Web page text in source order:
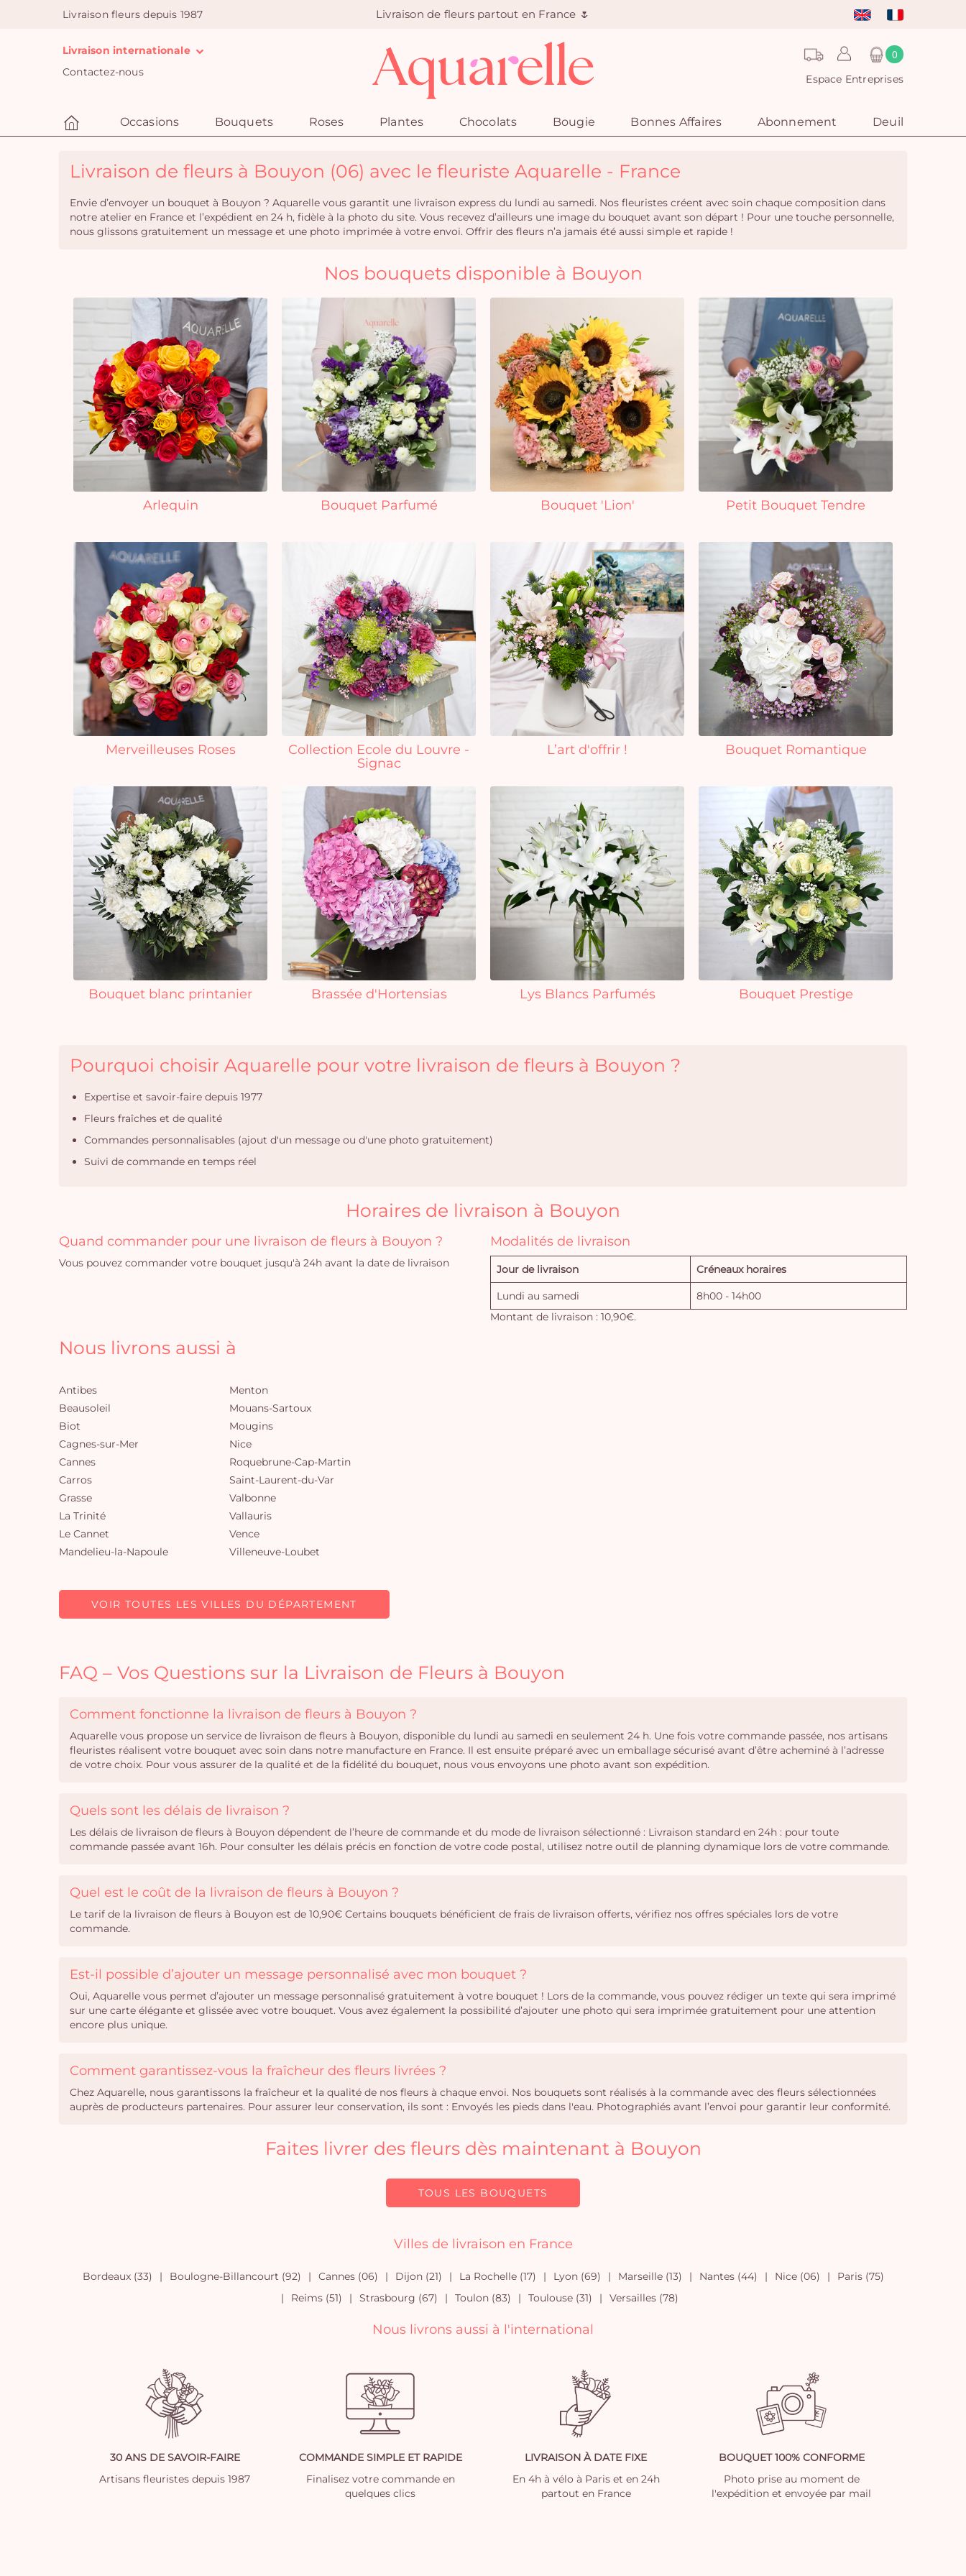
Livraison fleurs depuis 1987 Livraison de fleurs partout en France 🌷
Livraison internationale
Contactez-nous
0
Espace Entreprises
Occasions Bouquets Roses Plantes Chocolats Bougie Bonnes Affaires Abonnement Deuil
Livraison de fleurs à Bouyon (06) avec le fleuriste Aquarelle - France
Envie d’envoyer un bouquet à Bouyon ? Aquarelle vous garantit une livraison express du lundi au samedi. Nos fleuristes créent avec soin chaque composition dans
notre atelier en France et l’expédient en 24 h, fidèle à la photo du site. Vous recevez d’ailleurs une image du bouquet avant son départ ! Pour une touche personnelle,
nous glissons gratuitement un message et une photo imprimée à votre envoi. Offrir des fleurs n’a jamais été aussi simple et rapide !
Nos bouquets disponible à Bouyon
Arlequin Bouquet Parfumé Bouquet 'Lion' Petit Bouquet Tendre
Merveilleuses Roses
Collection Ecole du Louvre -
Signac
L’art d'offrir ! Bouquet Romantique
Bouquet blanc printanier Brassée d'Hortensias Lys Blancs Parfumés Bouquet Prestige
Pourquoi choisir Aquarelle pour votre livraison de fleurs à Bouyon ?
Expertise et savoir-faire depuis 1977
Fleurs fraîches et de qualité
Commandes personnalisables (ajout d'un message ou d'une photo gratuitement)
Suivi de commande en temps réel
Horaires de livraison à Bouyon
Quand commander pour une livraison de fleurs à Bouyon ?
Vous pouvez commander votre bouquet jusqu'à 24h avant la date de livraison
Modalités de livraison
Jour de livraison Créneaux horaires
Lundi au samedi
8h00 - 14h00
Montant de livraison : 10,90€.
Nous livrons aussi à
Antibes
Beausoleil
Biot
Cagnes-sur-Mer
Cannes
Carros
Grasse
La Trinité
Le Cannet
Mandelieu-la-Napoule
Menton
Mouans-Sartoux
Mougins
Nice
Roquebrune-Cap-Martin
Saint-Laurent-du-Var
Valbonne
Vallauris
Vence
Villeneuve-Loubet
VOIR TOUTES LES VILLES DU DÉPARTEMENT
FAQ – Vos Questions sur la Livraison de Fleurs à Bouyon
Comment fonctionne la livraison de fleurs à Bouyon ?
Aquarelle vous propose un service de livraison de fleurs à Bouyon, disponible du lundi au samedi en seulement 24 h. Une fois votre commande passée, nos artisans
fleuristes réalisent votre bouquet avec soin dans notre manufacture en France. Il est ensuite préparé avec un emballage sécurisé avant d’être acheminé à l’adresse
de votre choix. Pour vous assurer de la qualité et de la fidélité du bouquet, nous vous envoyons une photo avant son expédition.
Quels sont les délais de livraison ?
Les délais de livraison de fleurs à Bouyon dépendent de l’heure de commande et du mode de livraison sélectionné : Livraison standard en 24h : pour toute
commande passée avant 16h. Pour consulter les délais précis en fonction de votre code postal, utilisez notre outil de planning dynamique lors de votre commande.
Quel est le coût de la livraison de fleurs à Bouyon ?
Le tarif de la livraison de fleurs à Bouyon est de 10,90€ Certains bouquets bénéficient de frais de livraison offerts, vérifiez nos offres spéciales lors de votre
commande.
Est-il possible d’ajouter un message personnalisé avec mon bouquet ?
Oui, Aquarelle vous permet d’ajouter un message personnalisé gratuitement à votre bouquet ! Lors de la commande, vous pouvez rédiger un texte qui sera imprimé
sur une carte élégante et glissée avec votre bouquet. Vous avez également la possibilité d’ajouter une photo qui sera imprimée gratuitement pour une attention
encore plus unique.
Comment garantissez-vous la fraîcheur des fleurs livrées ?
Chez Aquarelle, nous garantissons la fraîcheur et la qualité de nos fleurs à chaque envoi. Nos bouquets sont réalisés à la commande avec des fleurs sélectionnées
auprès de producteurs partenaires. Pour assurer leur conservation, ils sont : Envoyés les pieds dans l'eau. Photographiés avant l’envoi pour garantir leur conformité.
Faites livrer des fleurs dès maintenant à Bouyon
TOUS LES BOUQUETS
Villes de livraison en France
Bordeaux (33) Boulogne-Billancourt (92) Cannes (06) Dijon (21) La Rochelle (17) Lyon (69) Marseille (13) Nantes (44) Nice (06)
Paris (75)
Reims (51)
Strasbourg (67) Toulon (83) Toulouse (31) Versailles (78)
Nous livrons aussi à l'international
30 ANS DE SAVOIR-FAIRE
Artisans fleuristes depuis 1987
COMMANDE SIMPLE ET RAPIDE
Finalisez votre commande en
quelques clics
LIVRAISON À DATE FIXE
En 4h à vélo à Paris et en 24h
partout en France
BOUQUET 100% CONFORME
Photo prise au moment de
l'expédition et envoyée par mail